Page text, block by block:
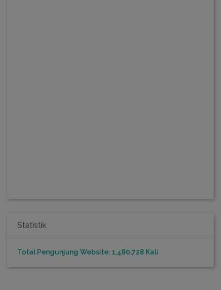
Statistik
Total Pengunjung Website: 1,480,728 Kali